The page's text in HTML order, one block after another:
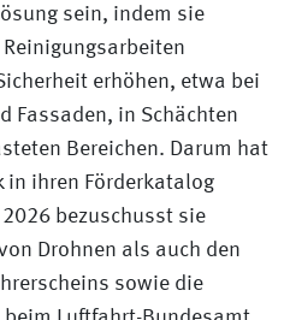
sein, indem sie
erhöhen, etwa bei
Fassaden, in Schächten
Bereichen. Darum hat
in ihren Förderkatalog
bezuschusst sie
Drohnen als auch den
sowie die